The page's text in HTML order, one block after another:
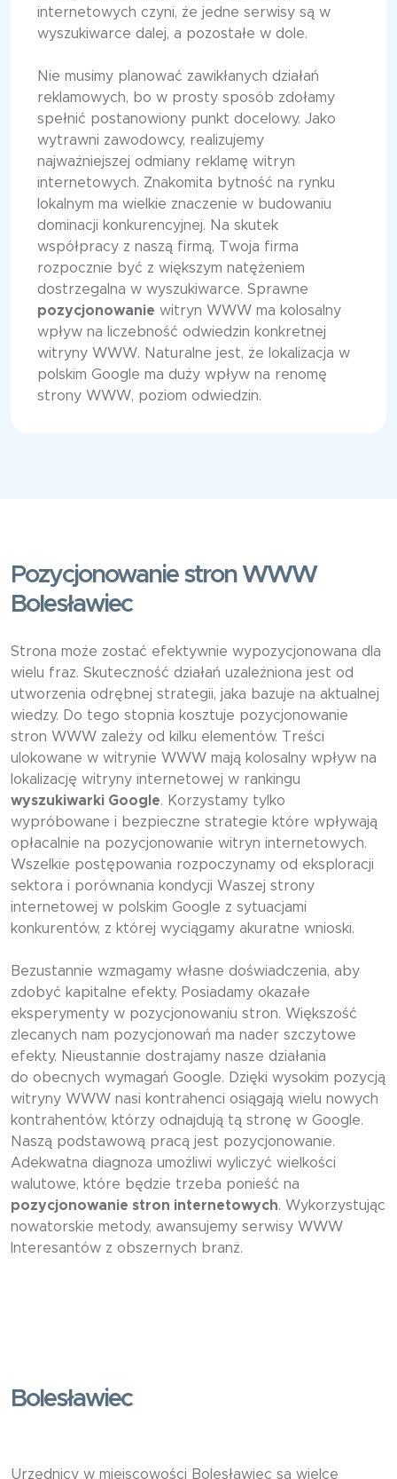
internetowych czyni, że jedne serwisy są w
wyszukiwarce dalej, a pozostałe w dole.
Nie musimy planować zawikłanych działań
reklamowych, bo w prosty sposób zdołamy
spełnić postanowiony punkt docelowy. Jako
wytrawni zawodowcy, realizujemy
najważniejszej odmiany reklamę witryn
internetowych. Znakomita bytność na rynku
lokalnym ma wielkie znaczenie w budowaniu
dominacji konkurencyjnej. Na skutek
współpracy z naszą firmą, Twoja firma
rozpocznie być z większym natężeniem
dostrzegalna w wyszukiwarce. Sprawne
pozycjonowanie witryn WWW ma kolosalny
wpływ na liczebność odwiedzin konkretnej
witryny WWW. Naturalne jest, że lokalizacja w
polskim Google ma duży wpływ na renomę
strony WWW, poziom odwiedzin.
Pozycjonowanie stron WWW
Bolesławiec
Strona może zostać efektywnie wypozycjonowana dla
wielu fraz. Skuteczność działań uzależniona jest od
utworzenia odrębnej strategii, jaka bazuje na aktualnej
wiedzy. Do tego stopnia kosztuje pozycjonowanie
stron WWW zależy od kilku elementów. Treści
ulokowane w witrynie WWW mają kolosalny wpływ na
lokalizację witryny internetowej w rankingu
wyszukiwarki Google. Korzystamy tylko
wypróbowane i bezpieczne strategie które wpływają
opłacalnie na pozycjonowanie witryn internetowych.
Wszelkie postępowania rozpoczynamy od eksploracji
sektora i porównania kondycji Waszej strony
internetowej w polskim Google z sytuacjami
konkurentów, z której wyciągamy akuratne wnioski.
Bezustannie wzmagamy własne doświadczenia, aby
zdobyć kapitalne efekty. Posiadamy okazałe
eksperymenty w pozycjonowaniu stron. Większość
zlecanych nam pozycjonowań ma nader szczytowe
efekty. Nieustannie dostrajamy nasze działania
do obecnych wymagań Google. Dzięki wysokim pozycją
witryny WWW nasi kontrahenci osiągają wielu nowych
kontrahentów, którzy odnajdują tą stronę w Google.
Naszą podstawową pracą jest pozycjonowanie.
Adekwatna diagnoza umożliwi wyliczyć wielkości
walutowe, które będzie trzeba ponieść na
pozycjonowanie stron internetowych. Wykorzystując
nowatorskie metody, awansujemy serwisy WWW
Interesantów z obszernych branż.
Bolesławiec
Urzędnicy w miejscowości Bolesławiec są wielce